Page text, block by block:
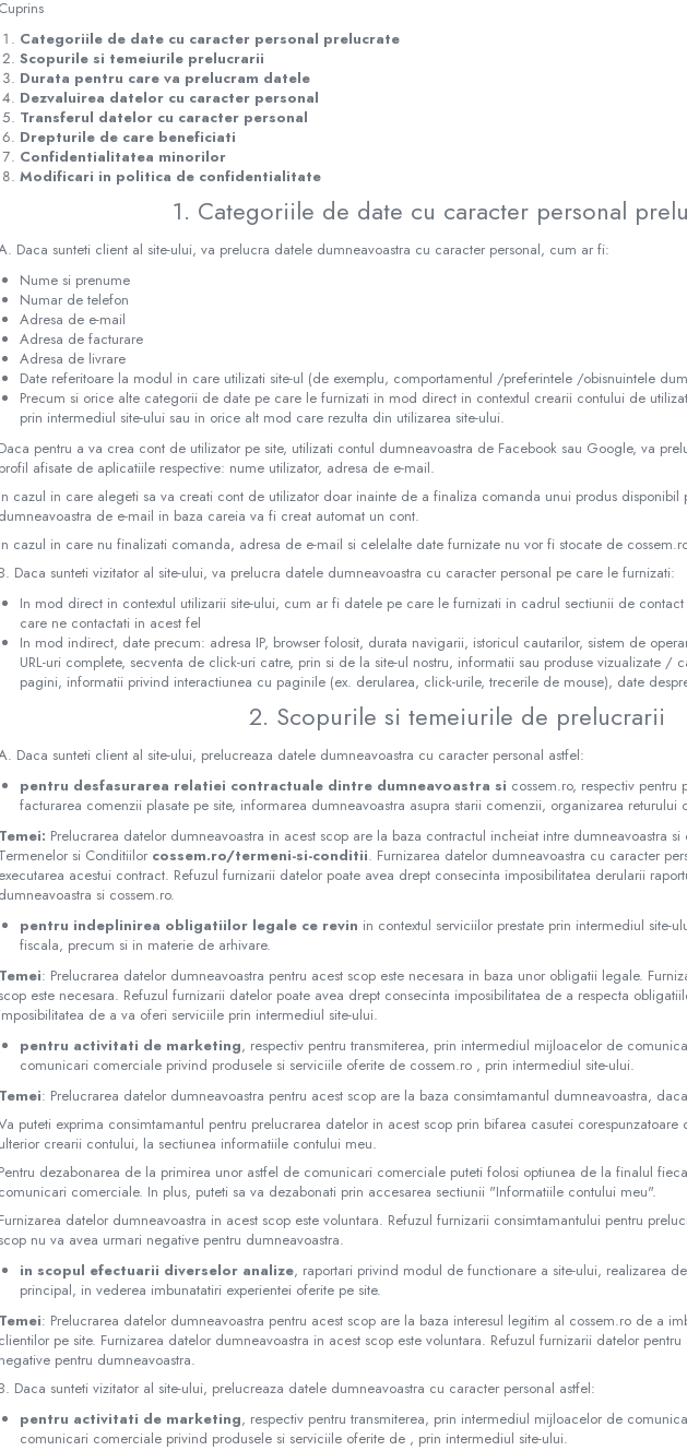
Cuprins
Categoriile de date cu caracter personal prelucrate
Scopurile si temeiurile prelucrarii
Durata pentru care va prelucram datele
Dezvaluirea datelor cu caracter personal
Transferul datelor cu caracter personal
Drepturile de care beneficiati
Confidentialitatea minorilor
Modificari in politica de confidentialitate
1. Categoriile de date cu caracter personal
Daca sunteti client al site-ului, va prelucra datele dumneavoastra cu caracter personal, cum ar fi:
Nume si prenume
Numar de telefon
Adresa de e-mail
Adresa de facturare
Adresa de livrare
Date referitoare la modul in care utilizati site-ul (de exemplu, comportamentul /preferintele /obisnuintele
Precum si orice alte categorii de date pe care le furnizati in mod direct in contextul crearii contului de
prin intermediul site-ului sau in orice alt mod care rezulta din utilizarea site-ului.
Daca pentru a va crea cont de utilizator pe site, utilizati contul dumneavoastra de Facebook sau Google, va
profil afisate de aplicatiile respective: nume utilizator, adresa de e-mail.
In cazul in care alegeti sa va creati cont de utilizator doar inainte de a finaliza comanda unui produs disponibil
dumneavoastra de e-mail in baza careia va fi creat automat un cont.
In cazul in care nu finalizati comanda, adresa de e-mail si celelalte date furnizate nu vor fi stocate de
B. Daca sunteti vizitator al site-ului, va prelucra datele dumneavoastra cu caracter personal pe care le furnizati:
In mod direct in contextul utilizarii site-ului, cum ar fi datele pe care le furnizati in cadrul sectiunii de
care ne contactati in acest fel
In mod indirect, date precum: adresa IP, browser folosit, durata navigarii, istoricul cautarilor, sistem de
URL-uri complete, secventa de click-uri catre, prin si de la site-ul nostru, informatii sau produse vizualizate /
pagini, informatii privind interactiunea cu paginile (ex. derularea, click-urile, trecerile de mouse), date
2. Scopurile si temeiurile de prelucrarii
Daca sunteti client al site-ului, prelucreaza datele dumneavoastra cu caracter personal astfel:
pentru desfasurarea relatiei contractuale dintre dumneavoastra si cossem.ro, respectiv
facturarea comenzii plasate pe site, informarea dumneavoastra asupra starii comenzii, organizarea
Temei: Prelucrarea datelor dumneavoastra in acest scop are la baza contractul incheiat intre dumneavoastra
Termenelor si Conditiilor cossem.ro/termeni-si-conditii. Furnizarea datelor dumneavoastra cu caracter
executarea acestui contract. Refuzul furnizarii datelor poate avea drept consecinta imposibilitatea derularii
dumneavoastra si cossem.ro.
pentru indeplinirea obligatiilor legale ce revin in contextul serviciilor prestate prin intermediul site-
fiscala, precum si in materie de arhivare.
Temei: Prelucrarea datelor dumneavoastra pentru acest scop este necesara in baza unor obligatii legale.
scop este necesara. Refuzul furnizarii datelor poate avea drept consecinta imposibilitatea de a respecta
imposibilitatea de a va oferi serviciile prin intermediul site-ului.
pentru activitati de marketing, respectiv pentru transmiterea, prin intermediul mijloacelor de
comunicari comerciale privind produsele si serviciile oferite de cossem.ro , prin intermediul site-ului.
Temei: Prelucrarea datelor dumneavoastra pentru acest scop are la baza consimtamantul dumneavoastra,
puteti exprima consimtamantul pentru prelucrarea datelor in acest scop prin bifarea casutei
ulterior crearii contului, la sectiunea informatiile contului meu.
Pentru dezabonarea de la primirea unor astfel de comunicari comerciale puteti folosi optiunea de la finalul
comunicari comerciale. In plus, puteti sa va dezabonati prin accesarea sectiunii "Informatiile contului meu".
Furnizarea datelor dumneavoastra in acest scop este voluntara. Refuzul furnizarii consimtamantului pentru
scop nu va avea urmari negative pentru dumneavoastra.
in scopul efectuarii diverselor analize, raportari privind modul de functionare a site-ului, realizarea
principal, in vederea imbunatatiri experientei oferite pe site.
Temei: Prelucrarea datelor dumneavoastra pentru acest scop are la baza interesul legitim al cossem.ro de a
clientilor pe site. Furnizarea datelor dumneavoastra in acest scop este voluntara. Refuzul furnizarii datelor
negative pentru dumneavoastra.
B. Daca sunteti vizitator al site-ului, prelucreaza datele dumneavoastra cu caracter personal astfel:
pentru activitati de marketing, respectiv pentru transmiterea, prin intermediul mijloacelor de
comunicari comerciale privind produsele si serviciile oferite de , prin intermediul site-ului.